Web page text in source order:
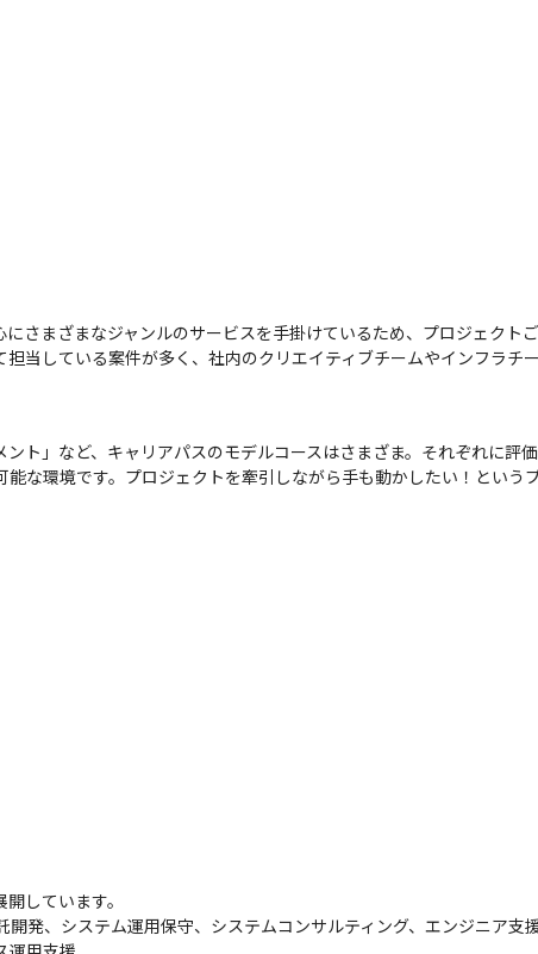
さまざまなジャンルのサービスを手掛けているため、プロジェクト
当している案件が多く、社内のクリエイティブチームやインフラチ
ント」など、キャリアパスのモデルコースはさまざま。それぞれに評
な環境です。プロジェクトを牽引しながら手も動かしたい！という
しています。
開発、システム運用保守、システムコンサルティング、エンジニア支